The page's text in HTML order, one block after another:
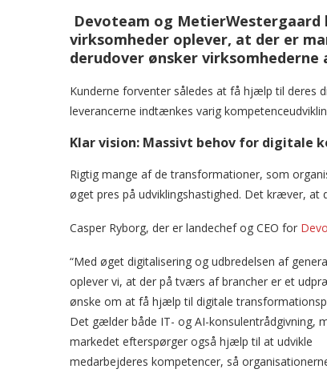
Devoteam og
virksomheder oplever, at der er
derudover ønsker
Kunderne forventer således at få hjælp til deres
leverancerne indtænkes varig
Klar vision: Massivt behov for digitale
Rigtig mange af de transformationer, som
øget pres på udviklingshastighed. Det kræver, at
Casper Ryborg, der er landechef og CEO for
“Med øget digitalisering og udbredelsen af
oplever vi, at der på tværs af brancher er et
ønske om at få hjælp til digitale
Det gælder både IT- og AI-konsulentrådgivning,
markedet efterspørger også hjælp til at udvikle
medarbejderes kompetencer, så